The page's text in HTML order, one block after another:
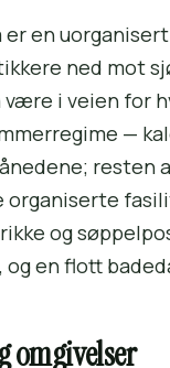
er en
ned mot
være i veien for
—
resten
organiserte
og
en flott
omgivelser